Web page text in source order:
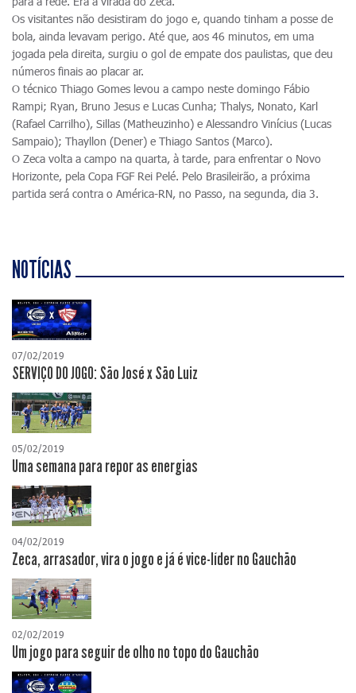
Os visitantes não desistiram do jogo e, quando tinham a posse de
bola, ainda levavam perigo. Até que, aos 46 minutos, em uma
jogada pela direita, surgiu o gol de empate dos paulistas, que deu
números finais ao placar ar.
O técnico Thiago Gomes levou a campo neste domingo Fábio
Rampi; Ryan, Bruno Jesus e Lucas Cunha; Thalys, Nonato, Karl
(Rafael Carrilho), Sillas (Matheuzinho) e Alessandro Vinícius (Lucas
Sampaio); Thayllon (Dener) e Thiago Santos (Marco).
O Zeca volta a campo na quarta, à tarde, para enfrentar o Novo
Horizonte, pela Copa FGF Rei Pelé. Pelo Brasileirão, a próxima
partida será contra o América-RN, no Passo, na segunda, dia 3.
NOTÍCIAS
07/02/2019
SERVIÇO DO JOGO: São José x São Luiz
05/02/2019
Uma semana para repor as energias
04/02/2019
Zeca, arrasador, vira o jogo e já é vice-líder no Gauchão
02/02/2019
Um jogo para seguir de olho no topo do Gauchão